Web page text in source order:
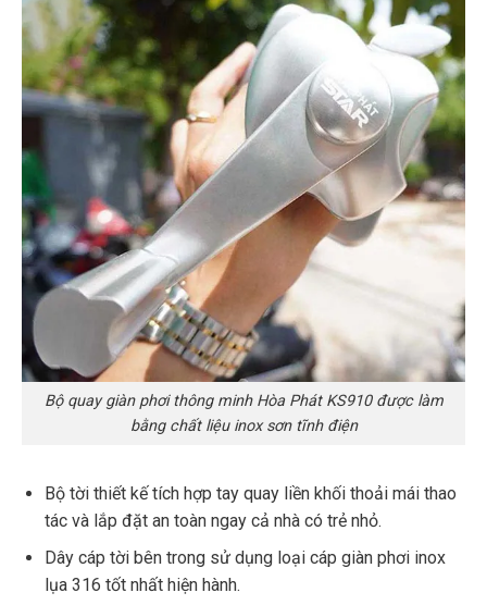
Bộ quay giàn phơi thông minh Hòa Phát KS910 được làm
bằng chất liệu inox sơn tĩnh điện
Bộ tời thiết kế tích hợp tay quay liền khối thoải mái thao
tác và lắp đặt an toàn ngay cả nhà có trẻ nhỏ.
Dây cáp tời bên trong sử dụng loại cáp giàn phơi inox
lụa 316 tốt nhất hiện hành.